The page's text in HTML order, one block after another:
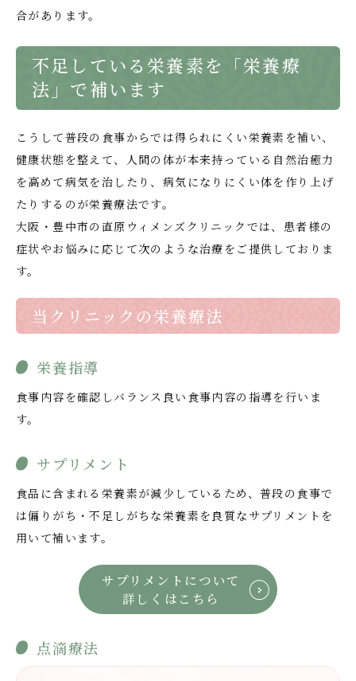
合があります。
不足している栄養素を「栄養療
法」で補います
こうして普段の食事からでは得られにくい栄養素を補い、
健康状態を整えて、人間の体が本来持っている自然治癒力
を高めて病気を治したり、病気になりにくい体を作り上げ
たりするのが栄養療法です。
大阪・豊中市の直原ウィメンズクリニックでは、患者様の
症状やお悩みに応じて次のような治療をご提供しておりま
す。
当クリニックの栄養療法
栄養指導
食事内容を確認しバランス良い食事内容の指導を行いま
す。
サプリメント
食品に含まれる栄養素が減少しているため、普段の食事で
は偏りがち・不足しがちな栄養素を良質なサプリメントを
用いて補います。
サプリメントについて
詳しくはこちら
点滴療法